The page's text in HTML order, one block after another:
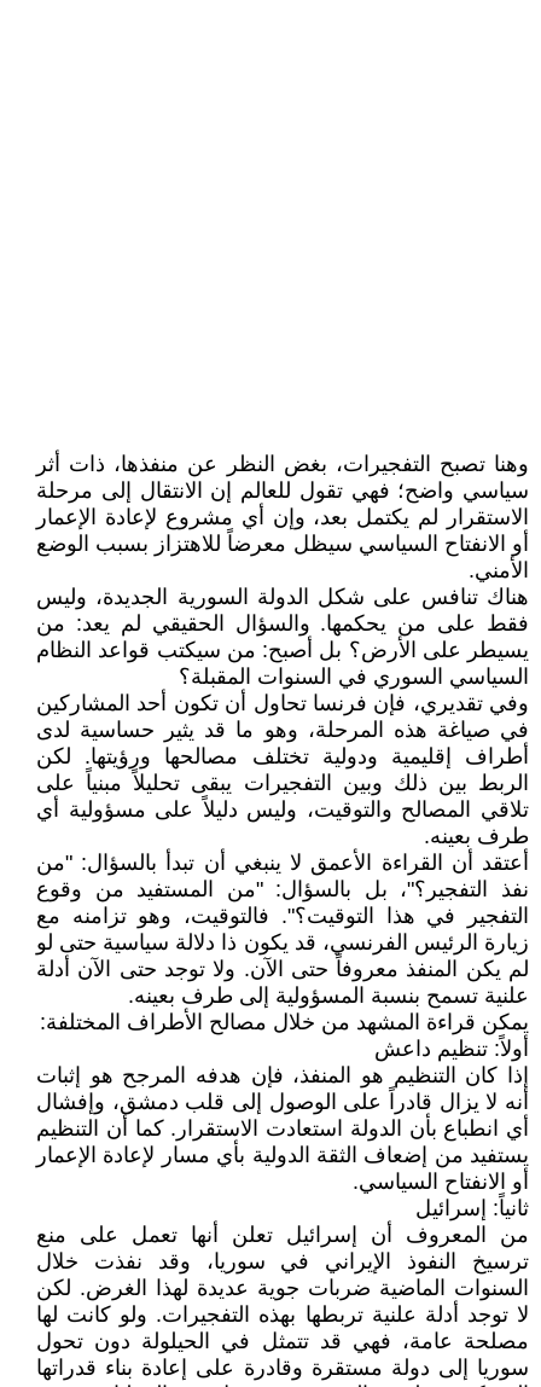
وهنا تصبح التفجيرات، بغض النظر عن منفذها، ذات أثر
سياسي واضح؛ فهي تقول للعالم إن الانتقال إلى مرحلة
الاستقرار لم يكتمل بعد، وإن أي مشروع لإعادة الإعمار
أو الانفتاح السياسي سيظل معرضاً للاهتزاز بسبب الوضع
الأمني.
هناك تنافس على شكل الدولة السورية الجديدة، وليس
فقط على من يحكمها. والسؤال الحقيقي لم يعد: من
يسيطر على الأرض؟ بل أصبح: من سيكتب قواعد النظام
السياسي السوري في السنوات المقبلة؟
وفي تقديري، فإن فرنسا تحاول أن تكون أحد المشاركين
في صياغة هذه المرحلة، وهو ما قد يثير حساسية لدى
أطراف إقليمية ودولية تختلف مصالحها ورؤيتها. لكن
الربط بين ذلك وبين التفجيرات يبقى تحليلاً مبنياً على
تلاقي المصالح والتوقيت، وليس دليلاً على مسؤولية أي
طرف بعينه.
أعتقد أن القراءة الأعمق لا ينبغي أن تبدأ بالسؤال: "من
نفذ التفجير؟"، بل بالسؤال: "من المستفيد من وقوع
التفجير في هذا التوقيت؟". فالتوقيت، وهو تزامنه مع
زيارة الرئيس الفرنسي، قد يكون ذا دلالة سياسية حتى لو
لم يكن المنفذ معروفاً حتى الآن. ولا توجد حتى الآن أدلة
علنية تسمح بنسبة المسؤولية إلى طرف بعينه.
يمكن قراءة المشهد من خلال مصالح الأطراف المختلفة:
أولاً: تنظيم داعش
إذا كان التنظيم هو المنفذ، فإن هدفه المرجح هو إثبات
أنه لا يزال قادراً على الوصول إلى قلب دمشق، وإفشال
أي انطباع بأن الدولة استعادت الاستقرار. كما أن التنظيم
يستفيد من إضعاف الثقة الدولية بأي مسار لإعادة الإعمار
أو الانفتاح السياسي.
ثانياً: إسرائيل
من المعروف أن إسرائيل تعلن أنها تعمل على منع
ترسيخ النفوذ الإيراني في سوريا، وقد نفذت خلال
السنوات الماضية ضربات جوية عديدة لهذا الغرض. لكن
لا توجد أدلة علنية تربطها بهذه التفجيرات. ولو كانت لها
مصلحة عامة، فهي قد تتمثل في الحيلولة دون تحول
سوريا إلى دولة مستقرة وقادرة على إعادة بناء قدراتها